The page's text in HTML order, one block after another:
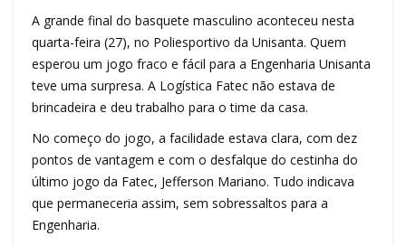
A grande final do basquete masculino aconteceu nesta
quarta-feira (27), no Poliesportivo da Unisanta. Quem
esperou um jogo fraco e fácil para a Engenharia Unisanta
teve uma surpresa. A Logística Fatec não estava de
brincadeira e deu trabalho para o time da casa.
No começo do jogo, a facilidade estava clara, com dez
pontos de vantagem e com o desfalque do cestinha do
último jogo da Fatec, Jefferson Mariano. Tudo indicava
que permaneceria assim, sem sobressaltos para a
Engenharia.